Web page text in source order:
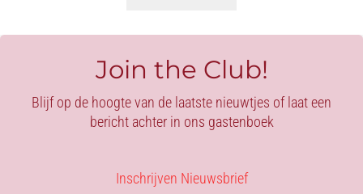
Join the Club!
Blijf op de hoogte van de laatste nieuwtjes of laat een
bericht achter in ons gastenboek
Inschrijven Nieuwsbrief